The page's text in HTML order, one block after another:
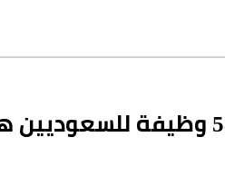
غالبيتها في الرياض ومكة.. «جدارات» تطرح 5891 وظيفة